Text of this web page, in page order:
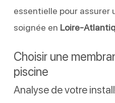
essentielle pour assurer
soignée en Loire-
Choisir une
piscine
Analyse de votre